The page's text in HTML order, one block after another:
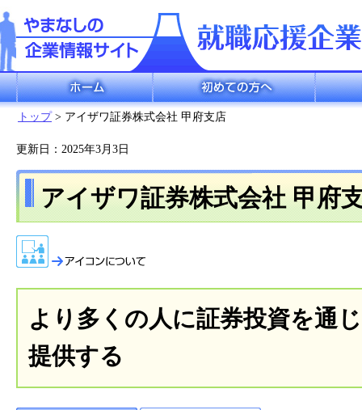
ホーム 初めての方へ 企業検索
トップ> アイザワ証券株式会社 甲府支店
更新日：2025年3月3日
アイザワ証券株式会社 甲府
より多くの人に証券投資を通
提供する